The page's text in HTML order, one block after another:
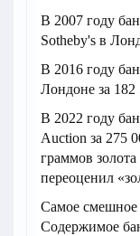
В 2007 году
Sotheby's в
В 2016 году
Лондоне за 182
В 2022 году
Auction за 275
граммов
переоценил
Самое смешное
Содержимое